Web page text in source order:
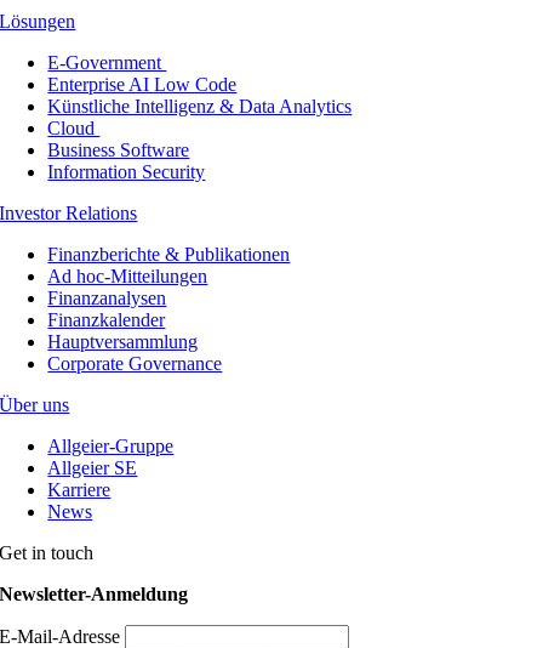
Lösungen
E-Government
Enterprise AI Low Code
Künstliche Intelligenz & Data Analytics
Cloud
Business Software
Information Security
Investor Relations
Finanzberichte & Publikationen
Ad hoc-Mitteilungen
Finanzanalysen
Finanzkalender
Hauptversammlung
Corporate Governance
Über uns
Allgeier-Gruppe
Allgeier SE
Karriere
News
Get in touch
Newsletter-Anmeldung
E-Mail-Adresse